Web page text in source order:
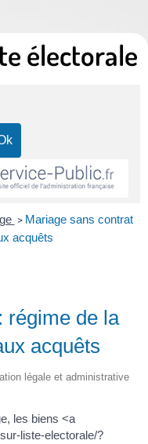
électorale
> Mariage sans contrat
acquêts
régime de la
acquêts
légale et administrative
les biens <a
liste-electorale/?